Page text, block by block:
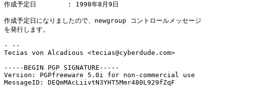
作成予定日	: 1998年8月9日
作成予定日になりましたので、newgroup コントロールメッセージ
を発行します。
- --
Tecias von Alcadious <tecias@cyberdude.com>
-----BEGIN PGP SIGNATURE-----
Version: PGPfreeware 5.0i for non-commercial use
MessageID: DEQmMAcLiivtN3YHT5Mmr480L929fZqF